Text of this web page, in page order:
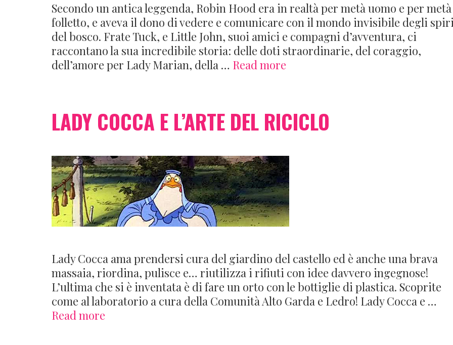
Secondo un antica leggenda, Robin Hood era in realtà per metà uomo e per metà
folletto, e aveva il dono di vedere e comunicare con il mondo invisibile degli
del bosco. Frate Tuck, e Little John, suoi amici e compagni d’avventura, ci
raccontano la sua incredibile storia: delle doti straordinarie, del coraggio,
dell’amore per Lady Marian, della … Read more
LADY COCCA E L’ARTE DEL RICICLO
Lady Cocca ama prendersi cura del giardino del castello ed è anche una brava
massaia, riordina, pulisce e… riutilizza i rifiuti con idee davvero ingegnose!
L’ultima che si è inventata è di fare un orto con le bottiglie di plastica. Scoprite
come al laboratorio a cura della Comunità Alto Garda e Ledro! Lady Cocca e …
Read more